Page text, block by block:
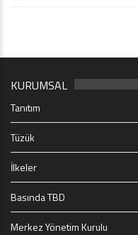
KURUMSAL
Tanıtım
Tüzük
İlkeler
Basında TBD
Merkez Yönetim Kurulu